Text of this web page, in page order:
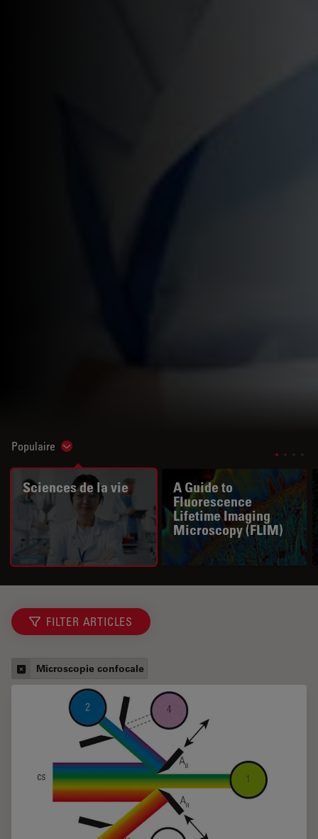
Populaire Show subnavigation
Sciences de la vie
A Guide to
Fluorescence
Lifetime Imaging
Microscopy (FLIM)
FILTER ARTICLES
Microscopie confocale